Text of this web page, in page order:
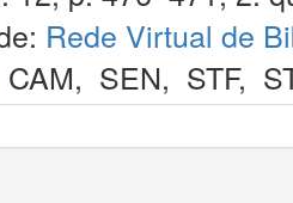
Rede Virtual de
CAM, SEN, STF,